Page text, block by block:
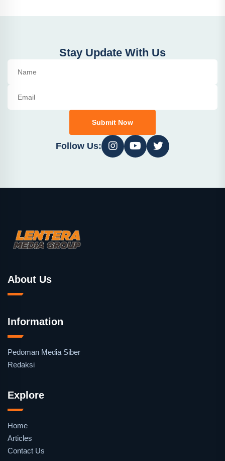
Stay Update With Us
Submit Now
Follow Us:
About Us
Information
Pedoman Media Siber
Redaksi
Explore
Home
Articles
Contact Us